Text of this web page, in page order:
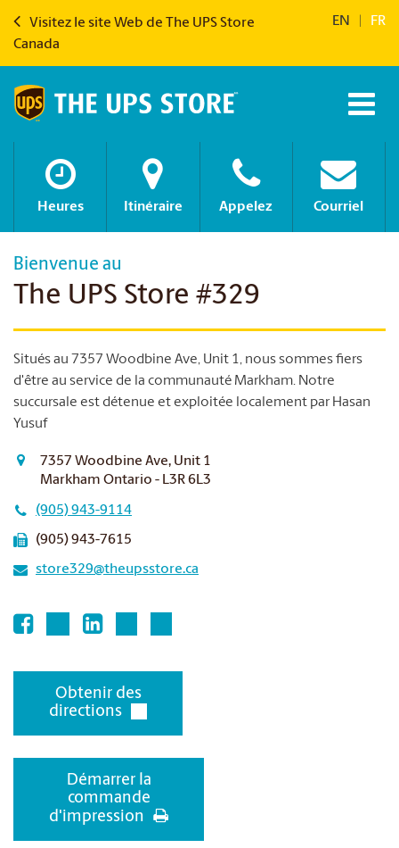
Visitez le site Web de The UPS Store
Canada
EN FR
Heures Itinéraire Appelez Courriel
Bienvenue au
The UPS Store #329
Situés au 7357 Woodbine Ave, Unit 1, nous sommes fiers
d'être au service de la communauté Markham. Notre
succursale est détenue et exploitée localement par Hasan
Yusuf
7357 Woodbine Ave, Unit 1
Markham Ontario - L3R 6L3
(905) 943-9114
(905) 943-7615
store329@theupsstore.ca
Obtenir des
directions
Démarrer la
commande
d'impression